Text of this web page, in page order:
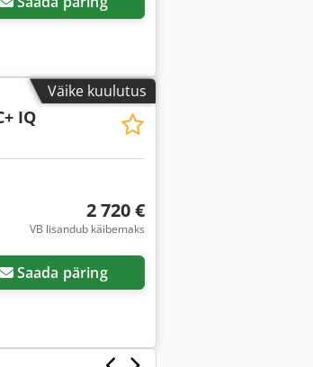
Väike kuulutus
IQ
2 720 €
VB lisandub käibemaks
Saada päring